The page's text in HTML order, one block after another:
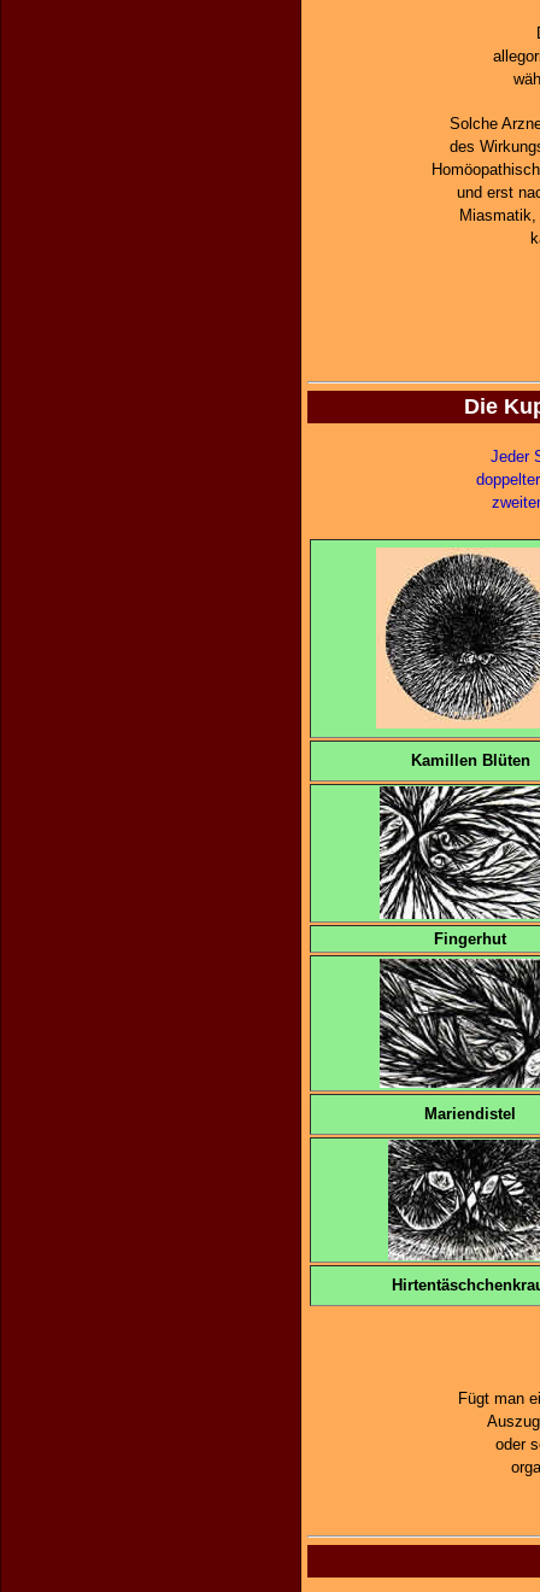
Solche
des
und erst
Die
Jeder
Kamillen Blüten
Fingerhut
Mariendistel
Fügt man
oder